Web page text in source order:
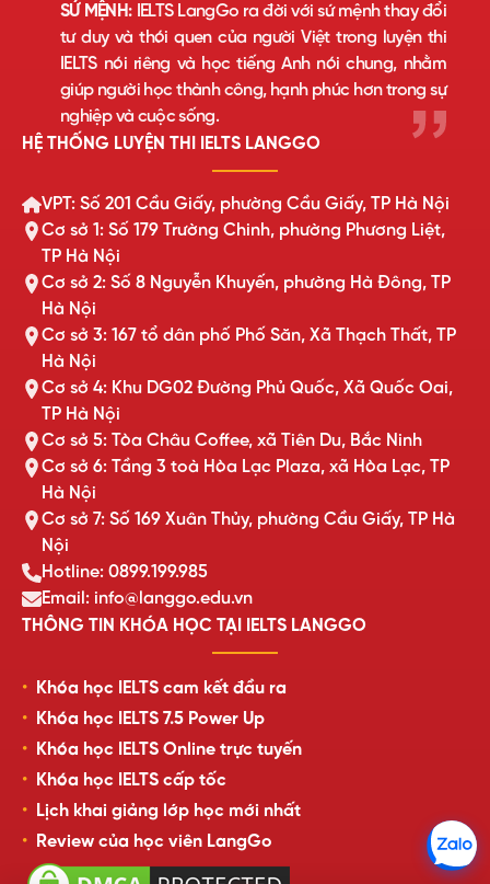
SỨ MỆNH:IELTS LangGo ra đời với sứ mệnh thay đổi
tư duy và thói quen của người Việt trong luyện thi
IELTS nói riêng và học tiếng Anh nói chung, nhằm
giúp người học thành công, hạnh phúc hơn trong sự
nghiệp và cuộc sống.
HỆ THỐNG LUYỆN THI IELTS LANGGO
VPT: Số 201 Cầu Giấy, phường Cầu Giấy, TP Hà Nội
Cơ sở 1: Số 179 Trường Chinh, phường Phương Liệt,
TP Hà Nội
Cơ sở 2: Số 8 Nguyễn Khuyến, phường Hà Đông, TP
Hà Nội
Cơ sở 3: 167 tổ dân phố Phố Săn, Xã Thạch Thất, TP
Hà Nội
Cơ sở 4: Khu DG02 Đường Phủ Quốc, Xã Quốc Oai,
TP Hà Nội
Cơ sở 5: Tòa Châu Coffee, xã Tiên Du, Bắc Ninh
Cơ sở 6: Tầng 3 toà Hòa Lạc Plaza, xã Hòa Lạc, TP
Hà Nội
Cơ sở 7: Số 169 Xuân Thủy, phường Cầu Giấy, TP Hà
Nội
Hotline: 0899.199.985
Email: info@langgo.edu.vn
THÔNG TIN KHÓA HỌC TẠI IELTS LANGGO
Khóa học IELTS cam kết đầu ra
Khóa học IELTS 7.5 Power Up
Khóa học IELTS Online trực tuyến
Khóa học IELTS cấp tốc
Lịch khai giảng lớp học mới nhất
Review của học viên LangGo